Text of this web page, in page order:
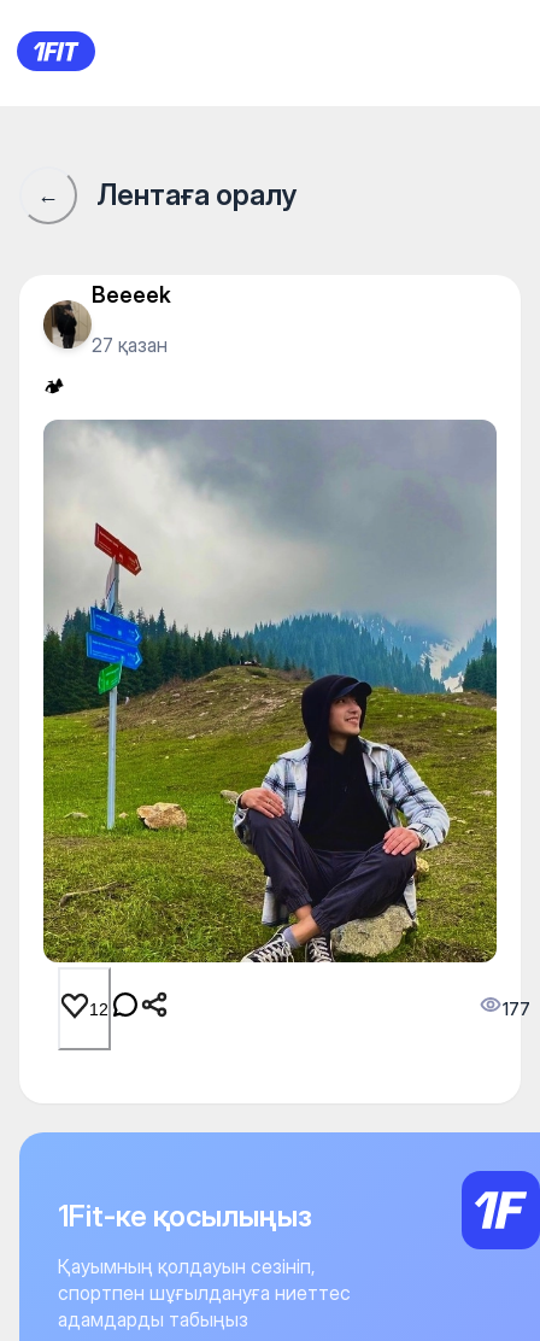
🏕️
← Лентаға оралу
Beeeek
27 қазан
🏕️
12 177
1Fit-ке қосылыңыз
Қауымның қолдауын сезініп,
спортпен шұғылдануға ниеттес
адамдарды табыңыз